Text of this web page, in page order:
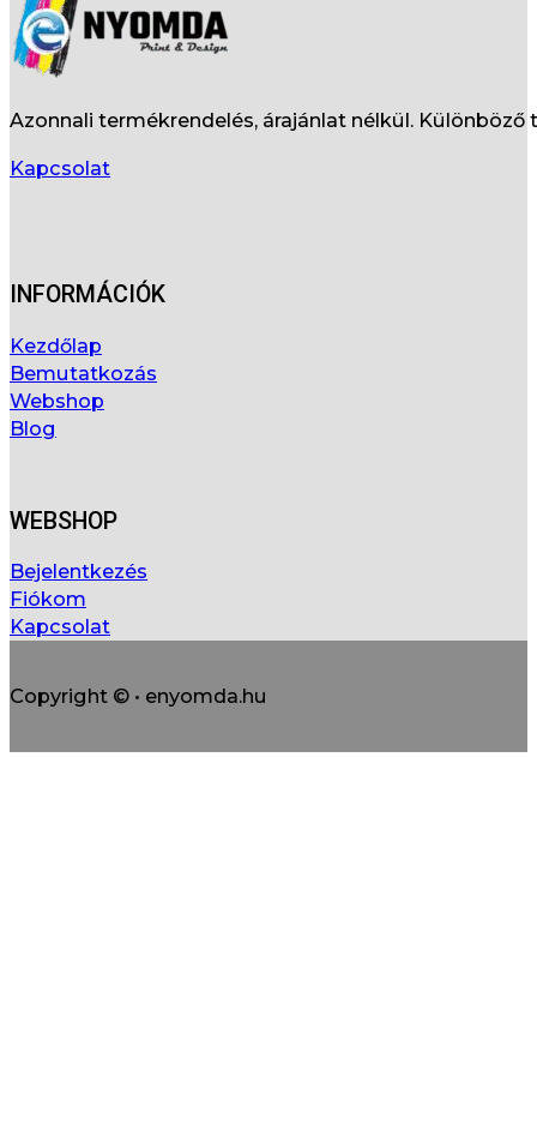
Azonnali termékrendelés, árajánlat nélkül.
Kapcsolat
INFORMÁCIÓK
Kezdőlap
Bemutatkozás
Webshop
Blog
WEBSHOP
Bejelentkezés
Fiókom
Kapcsolat
Copyright © • enyomda.hu